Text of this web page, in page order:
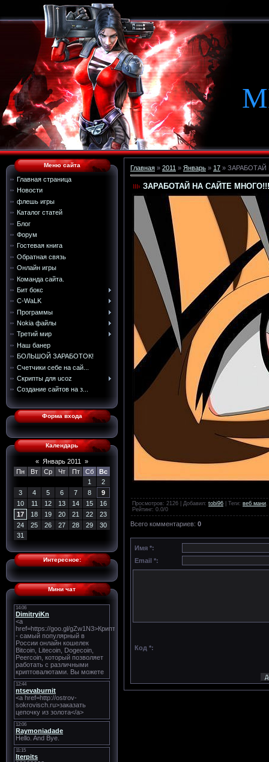
Меню сайта
Главная страница
Новости
флешь игры
Каталог статей
Блог
Форум
Гостевая книга
Обратная связь
Онлайн игры
Команда сайта.
Бит бокс
C-WaLK
Программы
Nokia файлы
Третий мир
Наш банер
БОЛЬШОЙ ЗАРАБОТОК!
Счетчики себе на сай...
Скрипты для ucoz
Создание сайтов на з...
Форма входа
Календарь
« Январь 2011
»
Пн
Вт Ср Чт Пт Сб
Вс
1
2
3
4 5 6 7 8
9
10
11 12 13 14 15
16
17
18 19 20 21 22
23
24
25 26 27 28 29
30
31
Интересное:
Мини чат
Главная » 2011 » Январь » 17 »
ЗАРАБОТАЙ НА САЙТЕ МНОГО!!!
Просмотров: 2126 | Добавил: tobi96 Теги: веб мани
Рейтинг: 0.0/0
Всего комментариев: 0
Имя *:
Email *:
Код *: